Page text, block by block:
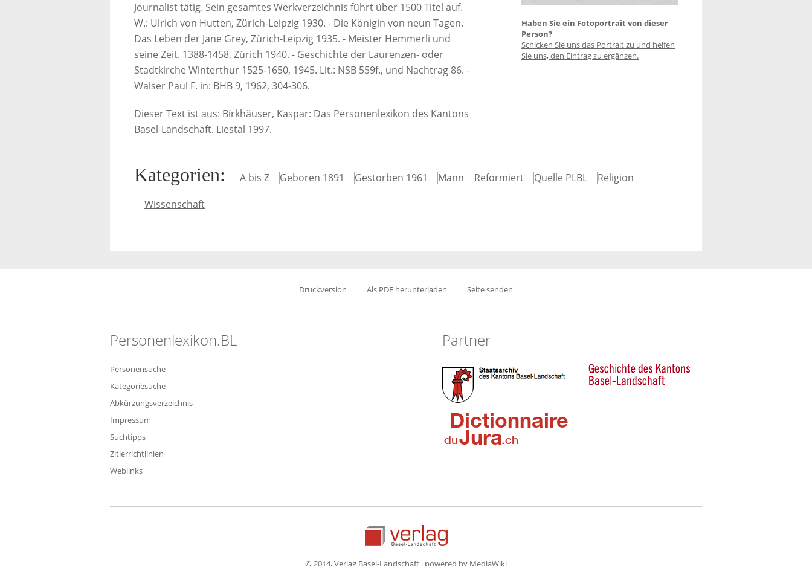
Haben Sie ein Fotoportrait von dieser
Person?
Schicken Sie uns das Portrait zu und helfen
Sie uns, den Eintrag zu ergänzen.
Journalist tätig. Sein gesamtes Werkverzeichnis führt über 1500 Titel auf.
W.: Ulrich von Hutten, Zürich-Leipzig 1930. - Die Königin von neun Tagen.
Das Leben der Jane Grey, Zürich-Leipzig 1935. - Meister Hemmerli und
seine Zeit. 1388-1458, Zürich 1940. - Geschichte der Laurenzen- oder
Stadtkirche Winterthur 1525-1650, 1945. Lit.: NSB 559f., und Nachtrag 86. -
Walser Paul F. in: BHB 9, 1962, 304-306.
Dieser Text ist aus: Birkhäuser, Kaspar: Das Personenlexikon des Kantons
Basel-Landschaft. Liestal 1997.
Kategorien: A bis Z Geboren 1891 Gestorben 1961 Mann Reformiert Quelle PLBL
Religion
Wissenschaft
Druckversion Als PDF herunterladen Seite senden
Personenlexikon.BL
Personensuche
Kategoriesuche
Abkürzungsverzeichnis
Impressum
Suchtipps
Zitierrichtlinien
Weblinks
Partner
© 2014, Verlag Basel-Landschaft · powered by MediaWiki